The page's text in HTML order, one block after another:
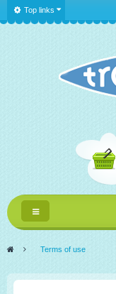
Top links
Toggle
navigation
> Terms of use